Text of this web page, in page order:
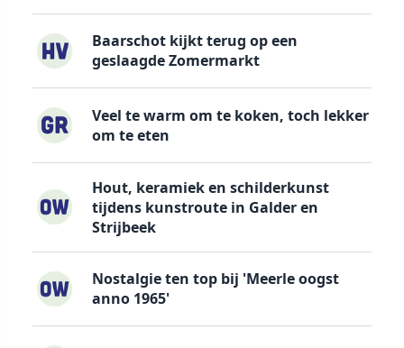
Baarschot kijkt terug op een
geslaagde Zomermarkt
Veel te warm om te koken, toch lekker
om te eten
Hout, keramiek en schilderkunst
tijdens kunstroute in Galder en
Strijbeek
Nostalgie ten top bij 'Meerle oogst
anno 1965'